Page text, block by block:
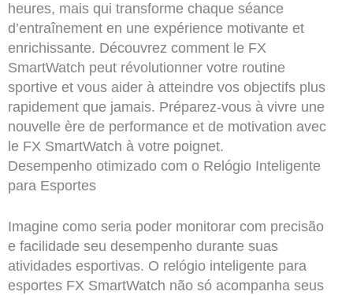
heures, mais qui transforme chaque séance
d’entraînement en une expérience motivante et
enrichissante. Découvrez comment le FX
SmartWatch peut révolutionner votre routine
sportive et vous aider à atteindre vos objectifs plus
rapidement que jamais. Préparez-vous à vivre une
nouvelle ère de performance et de motivation avec
le FX SmartWatch à votre poignet.
Desempenho otimizado com o Relógio Inteligente
para Esportes
Imagine como seria poder monitorar com precisão
e facilidade seu desempenho durante suas
atividades esportivas. O relógio inteligente para
esportes FX SmartWatch não só acompanha seus